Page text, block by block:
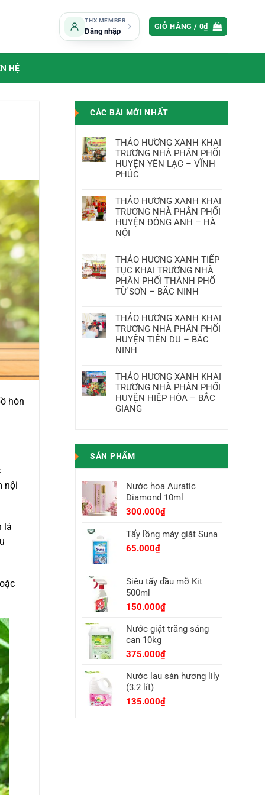
THX MEMBER
Đăng nhập
GIỎ HÀNG / 0₫
HỆ
hòn
nội
lá
CÁC BÀI MỚI NHẤT
THẢO HƯƠNG XANH KHAI
TRƯƠNG NHÀ PHÂN PHỐI
HUYỆN YÊN LẠC – VĨNH
PHÚC
bình
luận
ở
THẢO
HƯƠNG
XANH
NHÀ
PHÂN
PHỐI
HUYỆN
YÊN
LẠC
PHÚC
THẢO HƯƠNG XANH KHAI
TRƯƠNG NHÀ PHÂN PHỐI
HUYỆN ĐÔNG ANH – HÀ
NỘI
bình
luận
ở
THẢO
HƯƠNG
XANH
NHÀ
PHÂN
PHỐI
HUYỆN
ĐÔNG
ANH
NỘI
THẢO HƯƠNG XANH TIẾP
TỤC KHAI TRƯƠNG NHÀ
PHÂN PHỐI THÀNH PHỐ
TỪ SƠN – BẮC NINH
bình
luận
ở
THẢO
HƯƠNG
XANH
KHAI
TRƯƠNG
NHÀ
PHÂN
PHỐI
THÀNH
BẮC
NINH
THẢO HƯƠNG XANH KHAI
TRƯƠNG NHÀ PHÂN PHỐI
HUYỆN TIÊN DU – BẮC
NINH
bình
luận
ở
THẢO
HƯƠNG
XANH
PHỐI
HUYỆN
TIÊN
DU
BẮC
NINH
THẢO HƯƠNG XANH KHAI
TRƯƠNG NHÀ PHÂN PHỐI
HUYỆN HIỆP HÒA – BẮC
GIANG
THẢO
XANH
TRƯƠNG
NHÀ
PHÂN
PHỐI
HUYỆN
HIỆP
GIANG
SẢN PHẨM
Nước hoa Auratic
Diamond 10ml
300.000₫
Tẩy lồng máy giặt Suna
65.000₫
Siêu tẩy dầu mỡ Kit
500ml
150.000₫
Nước giặt trắng sáng
can 10kg
375.000₫
Nước lau sàn hương lily
(3.2 lít)
135.000₫